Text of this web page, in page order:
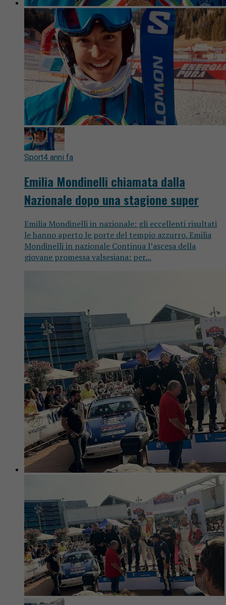
Sport4 anni fa
Emilia Mondinelli chiamata dalla
Nazionale dopo una stagione super
Emilia Mondinelli in nazionale: gli eccellenti risultati
le hanno aperto le porte del tempio azzurro. Emilia
Mondinelli in nazionale Continua l’ascesa della
giovane promessa valsesiana: per...